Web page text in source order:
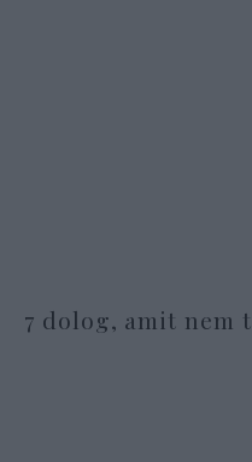
7 dolog, amit nem